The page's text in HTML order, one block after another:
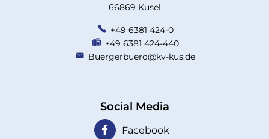
66869 Kusel
+49 6381 424-0
+49 6381 424-440
Buergerbuero@kv-kus.de
Social Media
Facebook